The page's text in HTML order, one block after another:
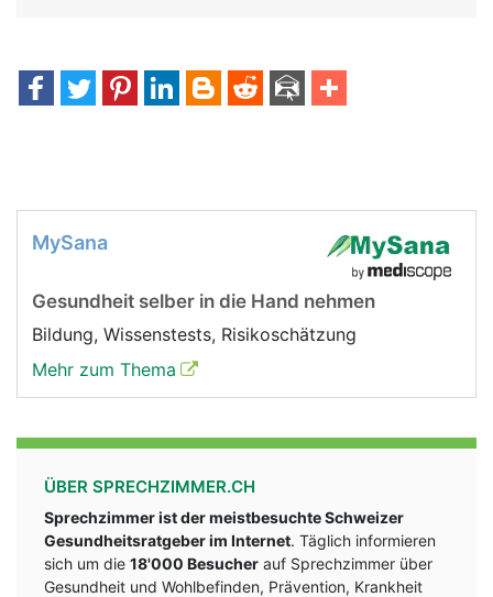
MySana
Gesundheit selber in die Hand nehmen
Bildung, Wissenstests, Risikoschätzung
Mehr zum Thema
ÜBER SPRECHZIMMER.CH
Sprechzimmer ist der meistbesuchte Schweizer
Gesundheitsratgeber im Internet. Täglich informieren
sich um die 18'000 Besucher auf Sprechzimmer über
Gesundheit und Wohlbefinden, Prävention, Krankheit